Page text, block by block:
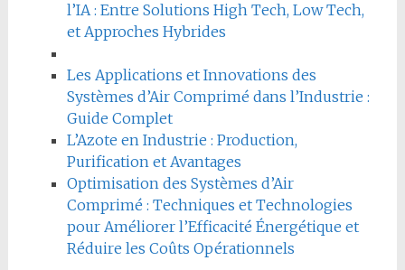
l’IA : Entre Solutions High Tech, Low Tech,
et Approches Hybrides
Les Applications et Innovations des
Systèmes d’Air Comprimé dans l’Industrie :
Guide Complet
L’Azote en Industrie : Production,
Purification et Avantages
Optimisation des Systèmes d’Air
Comprimé : Techniques et Technologies
pour Améliorer l’Efficacité Énergétique et
Réduire les Coûts Opérationnels